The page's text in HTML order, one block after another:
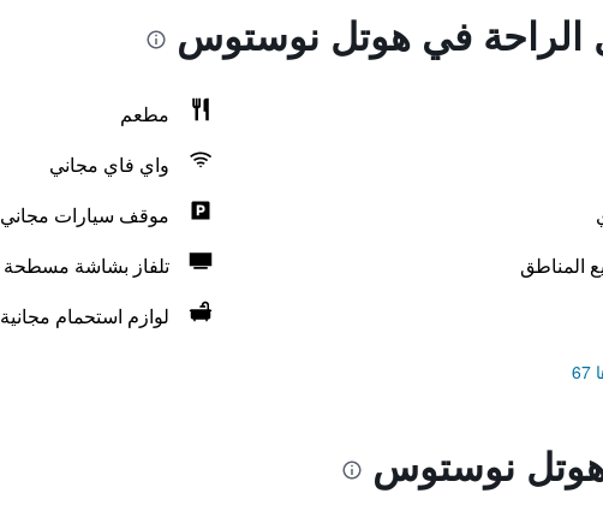
الراحة في هوتل نوستوس
مطعم
واي فاي مجاني
موقف سيارات مجاني
المناطق
تلفاز بشاشة مسطحة
لوازم استحمام مجانية
نوستوس